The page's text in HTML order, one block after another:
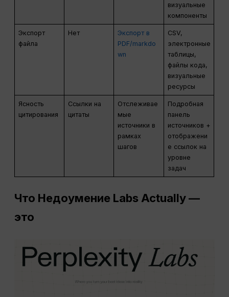
визуальные
компоненты
Экспорт
файла
Нет
Экспорт в
PDF/markdo
wn
CSV,
электронные
таблицы,
файлы кода,
визуальные
ресурсы
Ясность
цитирования
Ссылки на
цитаты
Отслеживае
мые
источники в
рамках
шагов
Подробная
панель
источников +
отображени
е ссылок на
уровне
задач
Что Недоумение Labs Actually —
это